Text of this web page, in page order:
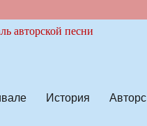
История